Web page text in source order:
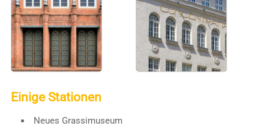
Einige Stationen
Neues Grassimuseum